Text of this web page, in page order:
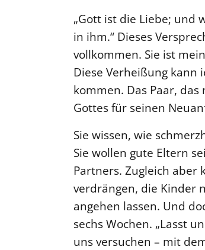
„Gott ist die Liebe; und
in ihm.“ Dieses
vollkommen. Sie ist
Diese Verheißung kann
kommen. Das Paar,
Gottes für seinen
Sie wissen, wie
Sie wollen gute Eltern
Partners. Zugleich
verdrängen, die Kinder
angehen lassen. Und
sechs Wochen. „Lasst
uns versuchen – mit